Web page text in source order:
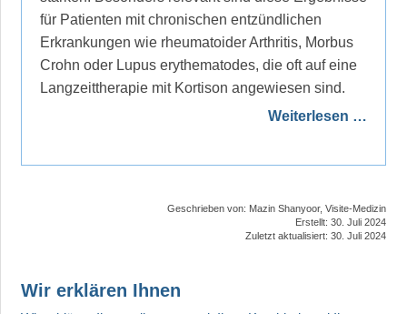
für Patienten mit chronischen entzündlichen
Erkrankungen wie rheumatoider Arthritis, Morbus
Crohn oder Lupus erythematodes, die oft auf eine
Langzeittherapie mit Kortison angewiesen sind.
Weiterlesen …
Geschrieben von: Mazin Shanyoor, Visite-Medizin
Erstellt: 30. Juli 2024
Zuletzt aktualisiert: 30. Juli 2024
Wir erklären Ihnen